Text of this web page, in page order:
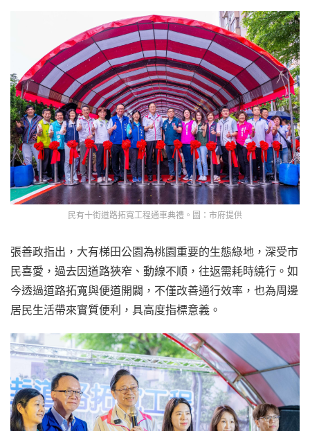
民有十街道路拓寬工程通車典禮。圖：市府提供
張善政指出，大有梯田公園為桃園重要的生態綠地，深受市
民喜愛，過去因道路狹窄、動線不順，往返需耗時繞行。如
今透過道路拓寬與便道開闢，不僅改善通行效率，也為周邊
居民生活帶來實質便利，具高度指標意義。